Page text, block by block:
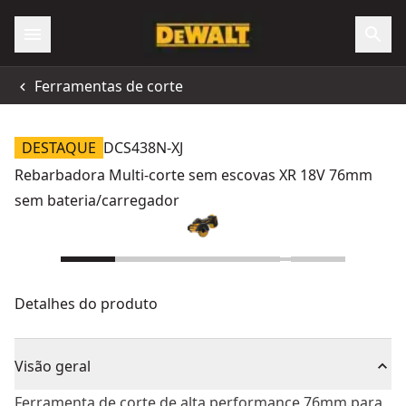
Ferramentas de corte
DESTAQUE DCS438N-XJ
Rebarbadora Multi-corte sem escovas XR 18V 76mm
sem bateria/carregador
Detalhes do produto
Visão geral